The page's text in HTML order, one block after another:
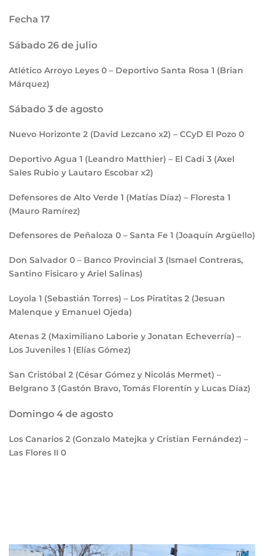
Fecha 17
Sábado 26 de julio
Atlético Arroyo Leyes 0 – Deportivo Santa Rosa 1 (Brian
Márquez)
Sábado 3 de agosto
Nuevo Horizonte 2 (David Lezcano x2) – CCyD El Pozo 0
Deportivo Agua 1 (Leandro Matthier) – El Cadi 3 (Axel
Sales Rubio y Lautaro Escobar x2)
Defensores de Alto Verde 1 (Matías Díaz) – Floresta 1
(Mauro Ramírez)
Defensores de Peñaloza 0 – Santa Fe 1 (Joaquín Argüello)
Don Salvador 0 – Banco Provincial 3 (Ismael Contreras,
Santino Fisicaro y Ariel Salinas)
Loyola 1 (Sebastián Torres) – Los Piratitas 2 (Jesuan
Malenque y Emanuel Ojeda)
Atenas 2 (Maximiliano Laborie y Jonatan Echeverría) –
Los Juveniles 1 (Elías Gómez)
San Cristóbal 2 (César Gómez y Nicolás Mermet) –
Belgrano 3 (Gastón Bravo, Tomás Florentín y Lucas Díaz)
Domingo 4 de agosto
Los Canarios 2 (Gonzalo Matejka y Cristian Fernández) –
Las Flores II 0